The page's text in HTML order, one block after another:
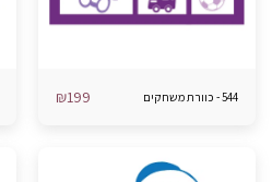
544 - כוורת משחקים ₪199